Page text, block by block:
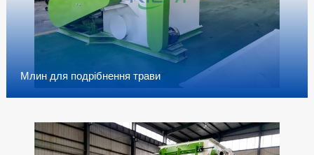
Млин для подрібнення трави